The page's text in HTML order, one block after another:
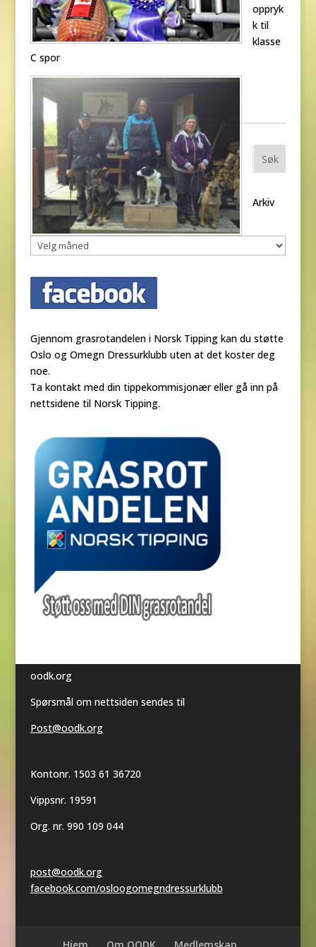
oppryk
k til
klasse
C spor
Søk
Arkiv
Gjennom grasrotandelen i Norsk Tipping kan du støtte
Oslo og Omegn Dressurklubb uten at det koster deg
noe.
Ta kontakt med din tippekommisjonær eller gå inn på
nettsidene til Norsk Tipping.
oodk.org
Spørsmål om nettsiden sendes til
Post@oodk.org
Kontonr. 1503 61 36720
Vippsnr. 19591
Org. nr. 990 109 044
post@oodk.org
facebook.com/osloogomegndressurklubb
Hjem Om OODK Medlemskap